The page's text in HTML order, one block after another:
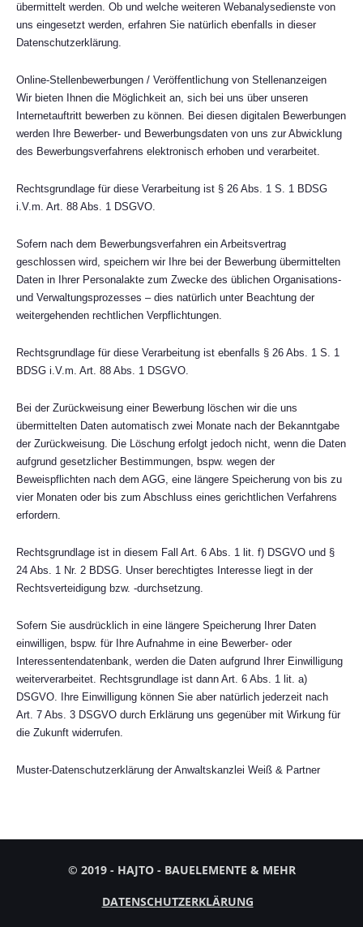
übermittelt werden. Ob und welche weiteren Webanalysedienste von
uns eingesetzt werden, erfahren Sie natürlich ebenfalls in dieser
Datenschutzerklärung.
Online-Stellenbewerbungen / Veröffentlichung von Stellenanzeigen
Wir bieten Ihnen die Möglichkeit an, sich bei uns über unseren
Internetauftritt bewerben zu können. Bei diesen digitalen Bewerbungen
werden Ihre Bewerber- und Bewerbungsdaten von uns zur Abwicklung
des Bewerbungsverfahrens elektronisch erhoben und verarbeitet.
Rechtsgrundlage für diese Verarbeitung ist § 26 Abs. 1 S. 1 BDSG
i.V.m. Art. 88 Abs. 1 DSGVO.
Sofern nach dem Bewerbungsverfahren ein Arbeitsvertrag
geschlossen wird, speichern wir Ihre bei der Bewerbung übermittelten
Daten in Ihrer Personalakte zum Zwecke des üblichen Organisations-
und Verwaltungsprozesses – dies natürlich unter Beachtung der
weitergehenden rechtlichen Verpflichtungen.
Rechtsgrundlage für diese Verarbeitung ist ebenfalls § 26 Abs. 1 S. 1
BDSG i.V.m. Art. 88 Abs. 1 DSGVO.
Bei der Zurückweisung einer Bewerbung löschen wir die uns
übermittelten Daten automatisch zwei Monate nach der Bekanntgabe
der Zurückweisung. Die Löschung erfolgt jedoch nicht, wenn die Daten
aufgrund gesetzlicher Bestimmungen, bspw. wegen der
Beweispflichten nach dem AGG, eine längere Speicherung von bis zu
vier Monaten oder bis zum Abschluss eines gerichtlichen Verfahrens
erfordern.
Rechtsgrundlage ist in diesem Fall Art. 6 Abs. 1 lit. f) DSGVO und §
24 Abs. 1 Nr. 2 BDSG. Unser berechtigtes Interesse liegt in der
Rechtsverteidigung bzw. -durchsetzung.
Sofern Sie ausdrücklich in eine längere Speicherung Ihrer Daten
einwilligen, bspw. für Ihre Aufnahme in eine Bewerber- oder
Interessentendatenbank, werden die Daten aufgrund Ihrer Einwilligung
weiterverarbeitet. Rechtsgrundlage ist dann Art. 6 Abs. 1 lit. a)
DSGVO. Ihre Einwilligung können Sie aber natürlich jederzeit nach
Art. 7 Abs. 3 DSGVO durch Erklärung uns gegenüber mit Wirkung für
die Zukunft widerrufen.
Muster-Datenschutzerklärung der Anwaltskanzlei Weiß & Partner
© 2019 - HAJTO - BAUELEMENTE & MEHR
DATENSCHUTZERKLÄRUNG